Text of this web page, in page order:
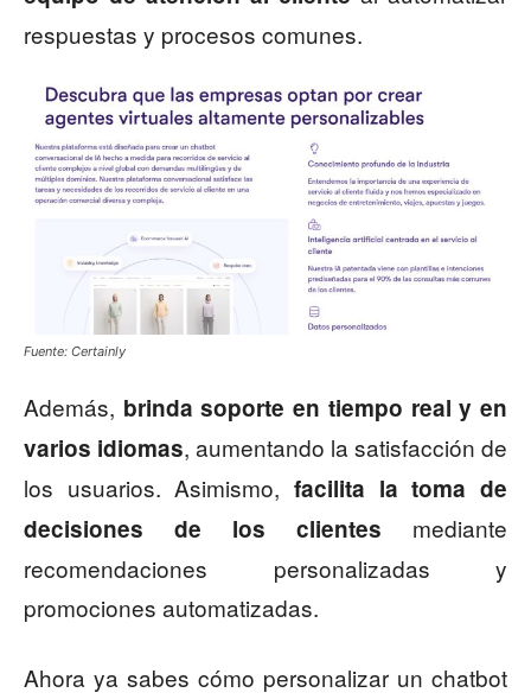
respuestas y procesos comunes.
Fuente: Certainly
Además, brinda soporte en tiempo real y en
varios idiomas, aumentando la satisfacción de
los usuarios. Asimismo, facilita la toma de
decisiones de los clientes mediante
recomendaciones personalizadas y
promociones automatizadas.
Ahora ya sabes cómo personalizar un chatbot